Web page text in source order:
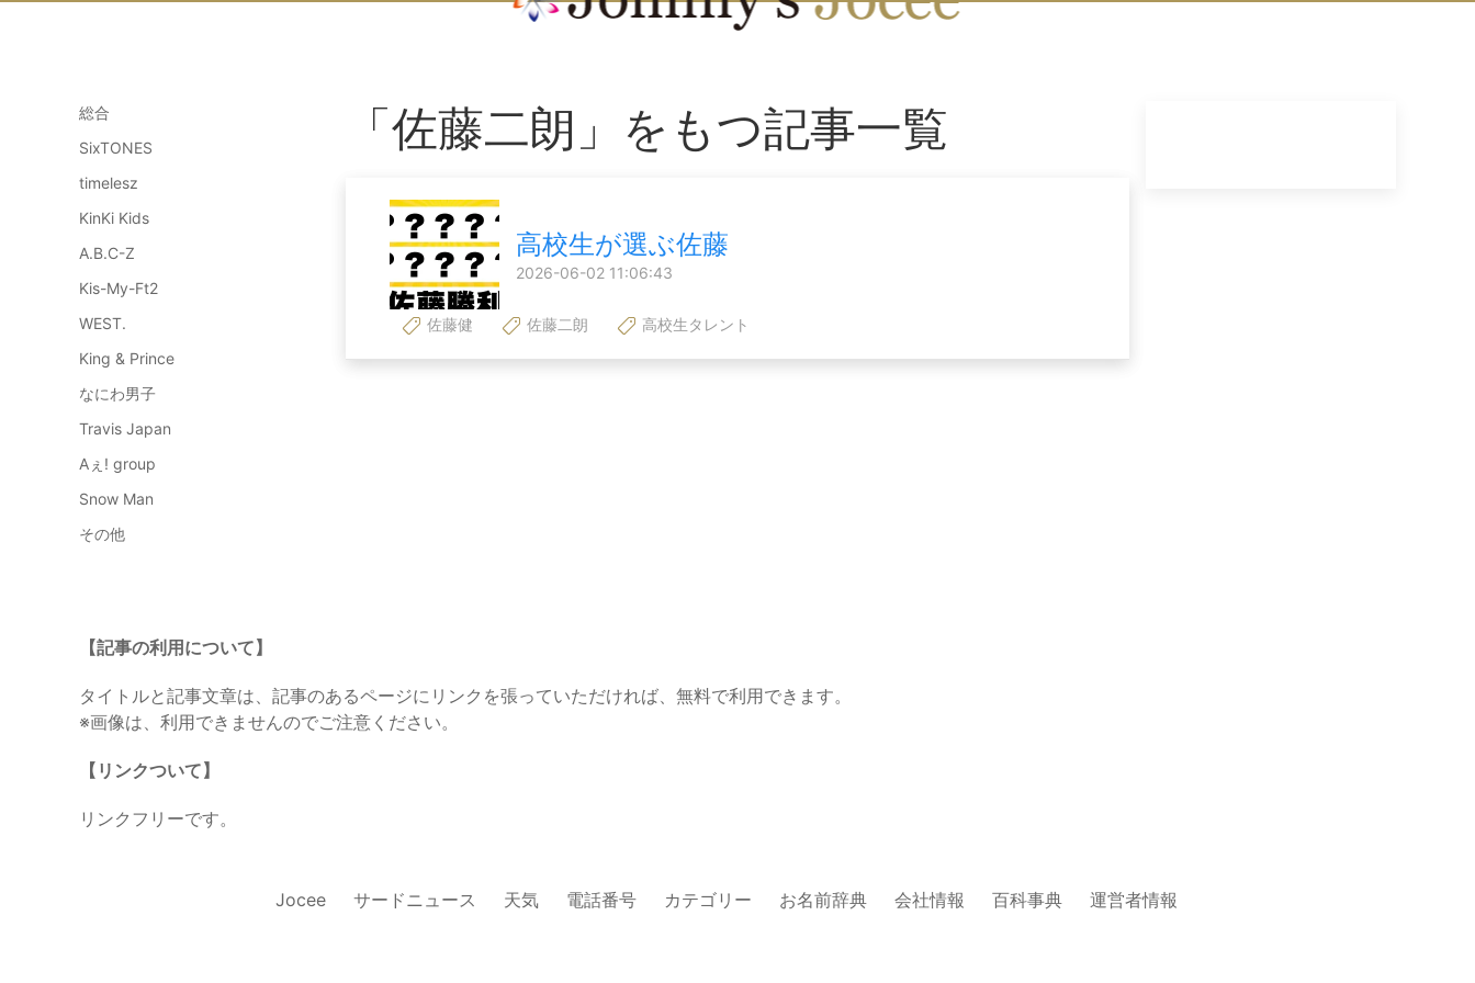
総合
SixTONES
timelesz
KinKi Kids
A.B.C-Z
Kis-My-Ft2
WEST.
King & Prince
なにわ男子
Travis Japan
Aぇ! group
Snow Man
その他
「佐藤二朗」をもつ記事一覧
高校生が選ぶ佐藤
2026-06-02 11:06:43
佐藤健 佐藤二朗 高校生タレント
【記事の利用について】
タイトルと記事文章は、記事のあるページにリンクを張っていただければ、無料で利用できます。
※画像は、利用できませんのでご注意ください。
【リンクついて】
リンクフリーです。
Jocee サードニュース 天気 電話番号 カテゴリー お名前辞典 会社情報 百科事典 運営者情報